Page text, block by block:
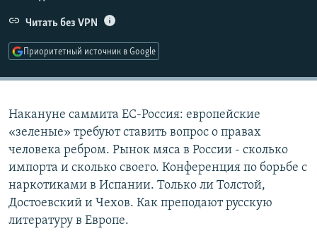
РАСПИСАНИЕ ВЕЩАНИЯ
СОЦИАЛЬНЫЕ СЕТИ
Все сайты РСЕ/РС
Читать без VPN
Приоритетный источник в Google
Накануне саммита ЕС-Россия: европейские
«зеленые» требуют ставить вопрос о правах
человека ребром. Рынок мяса в России - сколько
импорта и сколько своего. Конференция по борьбе с
наркотиками в Испании. Только ли Толстой,
Достоевский и Чехов. Как преподают русскую
литературу в Европе.